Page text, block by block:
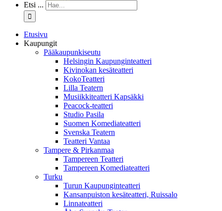
Etsi ...
Etusivu
Kaupungit
Pääkaupunkiseutu
Helsingin Kaupunginteatteri
Kivinokan kesäteatteri
KokoTeatteri
Lilla Teatern
Musiikkiteatteri Kapsäkki
Peacock-teatteri
Studio Pasila
Suomen Komediateatteri
Svenska Teatern
Teatteri Vantaa
Tampere & Pirkanmaa
Tampereen Teatteri
Tampereen Komediateatteri
Turku
Turun Kaupunginteatteri
Kansanpuiston kesäteatteri, Ruissalo
Linnateatteri